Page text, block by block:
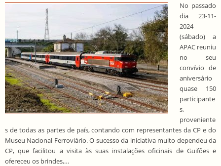
No passado
dia 23-11-
2024
(sábado) a
APAC reuniu
no seu
convívio de
aniversário
quase 150
participante
s,
proveniente
s de todas as partes de país, contando com representantes da CP e do
Museu Nacional Ferroviário. O sucesso da iniciativa muito dependeu da
CP, que facilitou a visita às suas instalações oficinais de Guifões e
ofereceu os brindes,…